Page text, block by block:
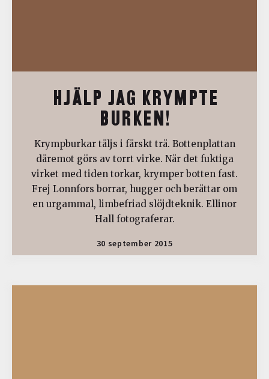
HJÄLP JAG KRYMPTE
BURKEN!
Krympburkar täljs i färskt trä. Bottenplattan
däremot görs av torrt virke. När det fuktiga
virket med tiden torkar, krymper botten fast.
Frej Lonnfors borrar, hugger och berättar om
en urgammal, limbefriad slöjdteknik. Ellinor
Hall fotograferar.
30 september 2015